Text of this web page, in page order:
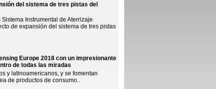
del sistema de tres pistas del
Instrumental de Aterrizaje
de expansión del sistema de tres pistas
Europe 2018 con un impresionante
de todas las miradas
y latinoamericanos, y se fomentan
de productos de consumo..